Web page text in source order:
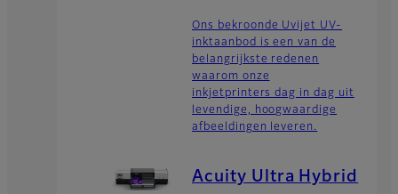
Ons bekroonde Uvijet UV-
inktaanbod is een van de
belangrijkste redenen
waarom onze
inkjetprinters dag in dag uit
levendige, hoogwaardige
afbeeldingen leveren.
Acuity Ultra Hybrid